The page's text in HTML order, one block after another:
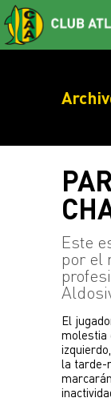
Noticias
Acta
Sede
Galeria
Logo
Tabla
LIGA
Noticias
Valores
Noticias
Este
por el
El
molestia
la tarde-